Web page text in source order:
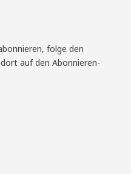
folge den
auf den Abonnieren-